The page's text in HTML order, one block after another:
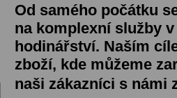
Od samého počátku
na komplexní služby
hodinářství. Naším
zboží, kde můžeme
naši zákazníci s námi